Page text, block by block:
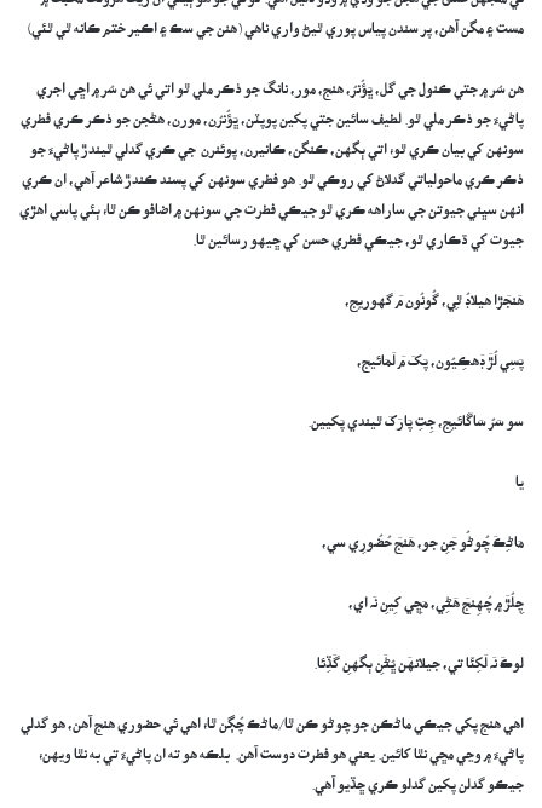
مست ۽ مگن آهن، پر سندن پياس پوري ٿيڻ واري ناهي (هنن جي سڪ ۽ اڪير ختم ڪانه ٿي ٿئي)
هن سُر ۾ جتي ڪنول جي گل، ڀَؤُنرُ، هنج، مور، نانگ جو ذڪر ملي ٿو اتي ئي هن سُر ۾ اڇي اجري
پاڻيءَ جو ذڪر ملي ٿو. لطيف سائين جتي پکين پوپٽن، ڀَؤُنرُن، مورن، هڻجن جو ذڪر ڪري فطري
سونهن کي بيان ڪري ٿو؛ اتي ٻگهن، ڪنگن، ڪانيرن، پوئنرن جي ڪري گدلي ٿيندڙ پاڻيءَ جو
ذڪر ڪري ماحولياتي گدلاڻ کي روڪي ٿو. هو فطري سونهن کي پسند ڪندڙ شاعر آهي، ان ڪري
انهن سڀني جيوتن جي ساراهه ڪري ٿو جيڪي فطرت جي سونهن ۾ اضافو ڪن ٿا؛ ٻئي پاسي اهڙي
جيوت کي ڌڪاري ٿو، جيڪي فطري حسن کي ڇيهو رسائين ٿا.
ھَنجَڙا ھيلاڊُ ٿِي، گُونُون مَ گهوريجِ،
پَسِي لُڙَ ڊَھڪِيُون، پَکَ مَ لَمَائيج،
سو سَرُ سَاڱائيجِ، جِتِ پَارَکَ ٿيندي پَکيين.
يا
مَاڻِڪَ چُوڻُو جَنِ جو، ھَنجَ حُضُورِي سي،
چِلُڙَ ۾ چُهِنجَ ھَڻِي، مَڇِي کِينِ نَہ اي،
لوڪَ نَہ لَکِئَا تي، جيلانهَن ڀُڻَنِ ٻگهنِ گَڏِئا.
اهي هنج پکي جيڪي ماڻڪن جو چوڻو ڪن ٿا/ماڻڪ چُڳن ٿا؛ اهي ئي حضوري هنج آهن، هو گدلي
پاڻيءَ ۾ وڃي مڇي نٿا کائين. يعني هو فطرت دوست آهن. بلڪه هو ته ان پاڻيءَ تي به نٿا ويهن؛
جيڪو گدلن پکين گدلو ڪري ڇڏيو آهي.